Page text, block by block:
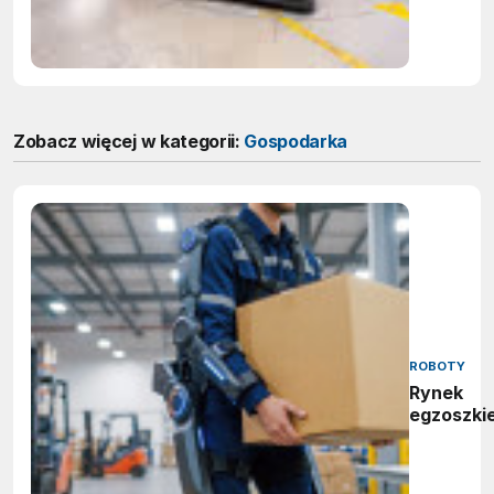
Zobacz więcej w kategorii: Gospodarka
ROBOTY
Rynek